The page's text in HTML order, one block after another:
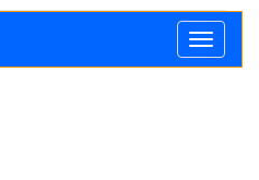
Toggle